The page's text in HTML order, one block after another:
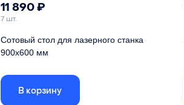
11 890₽
7 шт.
Сотовый стол для лазерного станка
900х600 мм
Габариты стола указаны по внешней рамке,
размер ячеистого поля - 856х556
В корзину